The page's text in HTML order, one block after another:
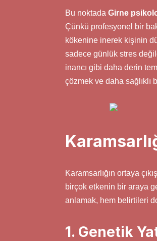
Bu noktada Girne
Çünkü profesyonel bir
kökenine inerek kişinin
sadece günlük stres
inancı gibi daha derin
çözmek ve daha sağlıklı
Karamsarlığın ortaya
birçok etkenin bir araya
anlamak, hem belirtileri
1. Genetik